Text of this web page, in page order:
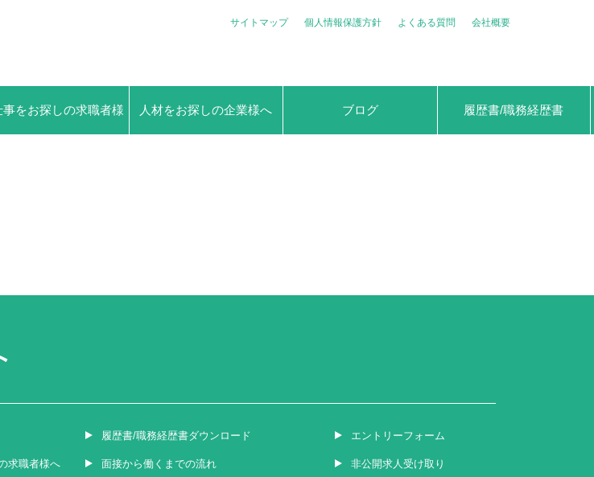
サイトマップ 個人情報保護方針 よくある質問 会社概要
事をお探しの求職者様 人材をお探しの企業様へ ブログ 履歴書/職務経歴書
求職者様へ
履歴書/職務経歴書ダウンロード
面接から働くまでの流れ
エントリーフォーム
非公開求人受け取り